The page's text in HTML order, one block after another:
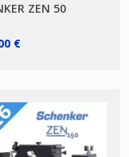
ZEN 50
€